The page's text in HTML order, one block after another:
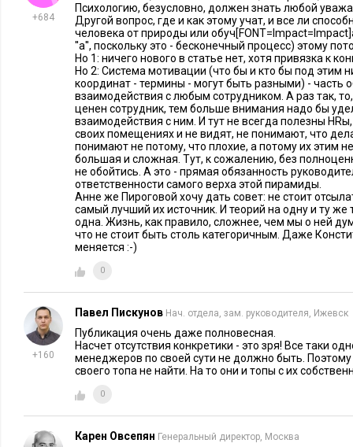
В жизни не бывает идеальных компаний и идеальных
ответственностью, самостоятельностью и
хорошо, а система контроля – одна из важных
ответственности. Планирование и контроль – ни один
одно поручение первого лица не должны оставаться без
худшая из всех возможных почва, на ней формируется
расхолаживается коллектив.
Достижения людей необходимо отмечать, но проступки
безнаказанными. Конечно, тут тоже нужен
болезненно финансовое взыскание, для кого-то –
формализованный выговор. И тогда, если внутреннего
успеха» нет, то подключается мотиватор «на избежание
В заключение: HR-директора, помогайте своим
и не кадровики, а тем более – не специалисты по
самым главным ресурсом компании, человеческим, и жизнь
неудачи компании в большинстве случаев связаны с
Психология человека – ваш основной инструмент. Как
все о своем плане счетов, так и вы досконально должны
крайней мере, ключевых. Не стесняйтесь и формируйте
(естественно, конфиденциальные), держите руку на
+684
Психологию, безусловно, должен знать любой
Другой вопрос, где и как этому учат, и все ли
человека от природы или
''а'', поскольку это - бесконечный процесс) этому
Hо 1: ничего нового в статье нет, хотя привязка к
Но 2: Система мотивации (что бы и кто бы под этим
координат - термины - могут быть разными) - часть
взаимодействия с любым сотрудником. А раз так,
ценен сотрудник, тем больше внимания надо бы
взаимодействия с ним. И тут не всегда полезны
своих помещениях и не видят, не понимают, что
понимают не потому, что плохие, а потому их этим
большая и сложная. Тут, к сожалению, без
не обойтись. А это - прямая обязанность
ответственности самого верха этой пирамиды.
Анне же Пироговой хочу дать совет: не стоит
самый лучший их источник. И теорий на одну и ту
одна. Жизнь, как правило, сложнее, чем мы о ней
что не стоит быть столь категоричным. Даже
меняется :-)
0
+160
Павел Пискунов Нач. отдела, зам. руководителя, Ижевск
Публикация очень даже полновесная.
Насчет отсутствия конкретики - это зря! Все таки
менеджеров по своей сути не должно быть.
своего топа не найти. На то они и топы с их
0
Карен Овсепян Генеральный директор, Москва